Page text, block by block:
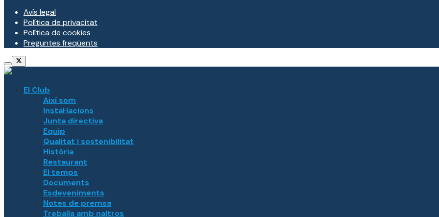
Avís legal
Política de privacitat
Política de cookies
Preguntes freqüents
El Club
Així som
Instal·lacions
Junta directiva
Equip
Qualitat i sostenibilitat
Història
Restaurant
El temps
Documents
Esdeveniments
Notes de premsa
Treballa amb naltros